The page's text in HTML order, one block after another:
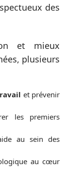
des
et mieux
plusieurs
et prévenir
les premiers
au sein des
au cœur